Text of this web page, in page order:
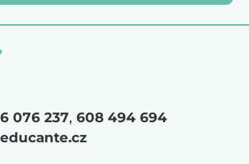
076 237, 608 494 694